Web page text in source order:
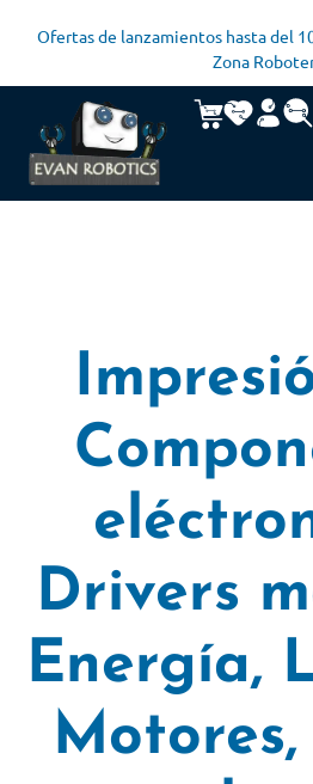
Ofertas de lanzamientos hasta del
Zona
Drivers
Energía,
Motores,